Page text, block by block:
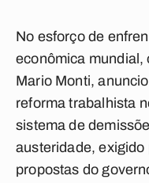
No esforço de
econômica mundial,
Mario Monti,
reforma trabalhista
sistema de
austeridade,
propostas do